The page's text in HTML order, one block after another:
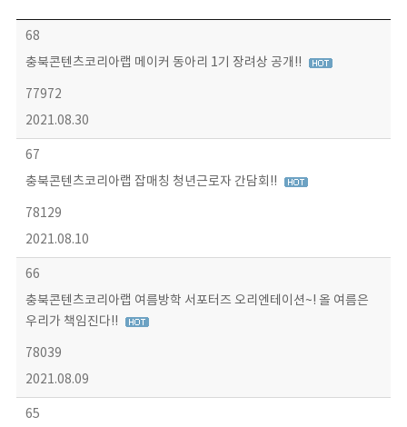
콘텐츠이슈 목록 - 번호, 제목, 작성자, 파일, 조회수, 작성일 정보 제공
68
충북콘텐츠코리아랩 메이커 동아리 1기 장려상 공개!!
77972
2021.08.30
67
충북콘텐츠코리아랩 잡매칭 청년근로자 간담회!!
78129
2021.08.10
66
충북콘텐츠코리아랩 여름방학 서포터즈 오리엔테이션~! 올 여름은
우리가 책임진다!!
78039
2021.08.09
65